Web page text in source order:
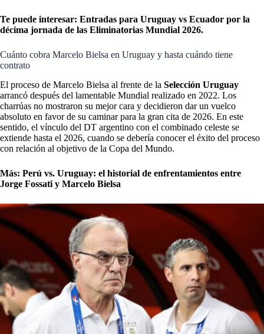
Te puede interesar: Entradas para Uruguay vs Ecuador por la
décima jornada de las Eliminatorias Mundial 2026.
Cuánto cobra Marcelo Bielsa en Uruguay y hasta cuándo tiene
contrato
El proceso de Marcelo Bielsa al frente de la Selección Uruguay
arrancó después del lamentable Mundial realizado en 2022. Los
charrúas no mostraron su mejor cara y decidieron dar un vuelco
absoluto en favor de su caminar para la gran cita de 2026. En este
sentido, el vínculo del DT argentino con el combinado celeste se
extiende hasta el 2026, cuando se debería conocer el éxito del proceso
con relación al objetivo de la Copa del Mundo.
Más: Perú vs. Uruguay: el historial de enfrentamientos entre
Jorge Fossati y Marcelo Bielsa